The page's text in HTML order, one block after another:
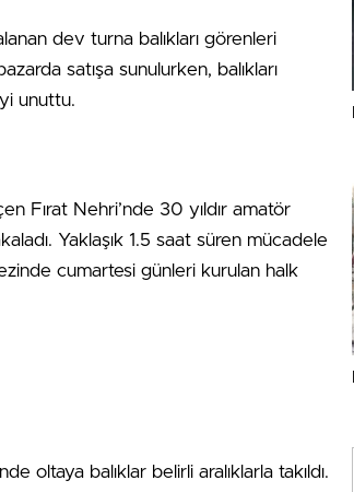
dev turna balıkları görenleri
satışa sunulurken, balıkları
unuttu.
Fırat Nehri’nde 30 yıldır amatör
Yaklaşık 1.5 saat süren mücadele
cumartesi günleri kurulan halk
oltaya balıklar belirli aralıklarla takıldı.